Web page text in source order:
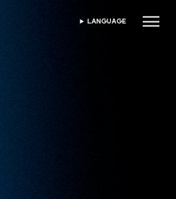
PILIH BAHASA
LANGUAGE